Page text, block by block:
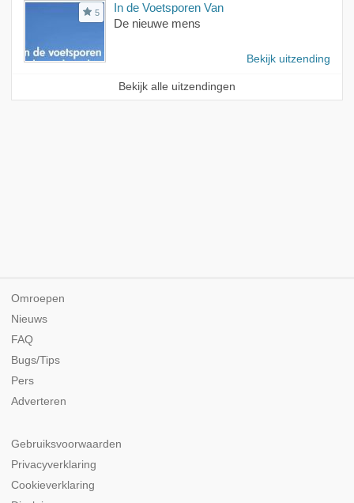
5
In de Voetsporen Van
De nieuwe mens
Bekijk uitzending
Bekijk alle uitzendingen
Omroepen
Nieuws
FAQ
Bugs/Tips
Pers
Adverteren
Gebruiksvoorwaarden
Privacyverklaring
Cookieverklaring